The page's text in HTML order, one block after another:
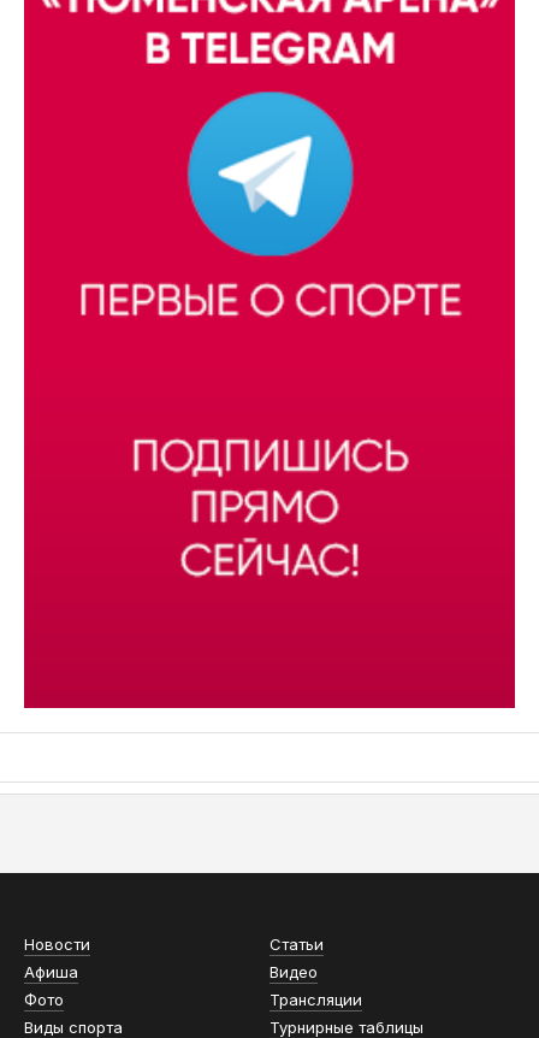
Новости
Статьи
Афиша
Видео
Фото
Трансляции
Виды спорта
Турнирные таблицы